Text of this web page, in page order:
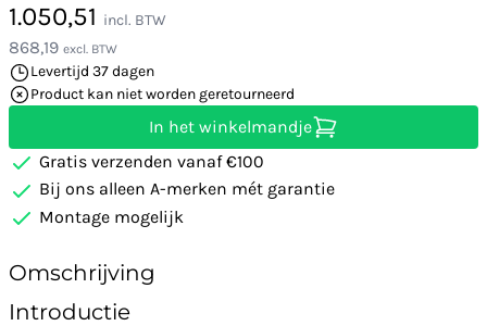
1.050,51 incl. BTW
868,19 excl. BTW
Levertijd 37 dagen
Product kan niet worden geretourneerd
In het winkelmandje
Gratis verzenden vanaf €100
Bij ons alleen A-merken mét garantie
Montage mogelijk
Omschrijving
Introductie